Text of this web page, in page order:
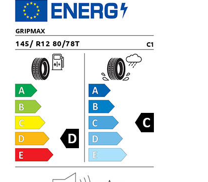
GRIPMAX
145/ R12 80/78T C1